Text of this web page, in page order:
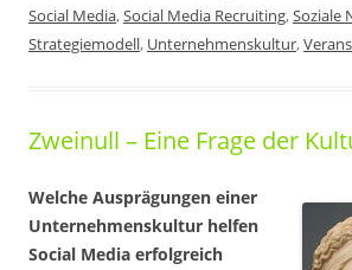
Social Media,Social Media Recruiting,Soziale
Strategiemodell, Unternehmenskultur,
Zweinull – Eine Frage der
Welche Ausprägungen einer
Unternehmenskultur helfen
Social Media erfolgreich